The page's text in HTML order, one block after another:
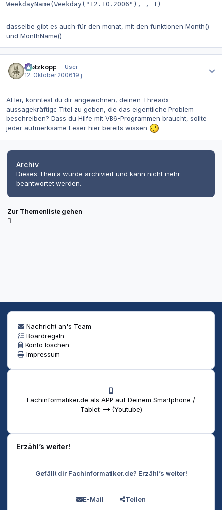
WeekdayName(Weekday("12.10.2006"), , 1)
dasselbe gibt es auch für den monat, mit den funktionen Month()
und MonthName()
Klotzkopp
User
12. Oktober 200619 j
AEler, könntest du dir angewöhnen, deinen Threads
aussagekräftige Titel zu geben, die das eigentliche Problem
beschreiben? Dass du Hilfe mit VB6-Programmen braucht, sollte
jeder aufmerksame Leser hier bereits wissen
Archiv
Dieses Thema wurde archiviert und kann nicht mehr
beantwortet werden.
Zur Themenliste gehen
Nachricht an's Team
Boardregeln
Konto löschen
Impressum
Fachinformatiker.de als APP auf Deinem Smartphone /
Tablet --> (Youtube)
Erzähl’s weiter!
Gefällt dir Fachinformatiker.de? Erzähl’s weiter!
E-Mail Teilen